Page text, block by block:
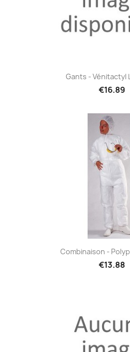
Gants - Vénitactyl
€16.89
Combinaison -
€13.88